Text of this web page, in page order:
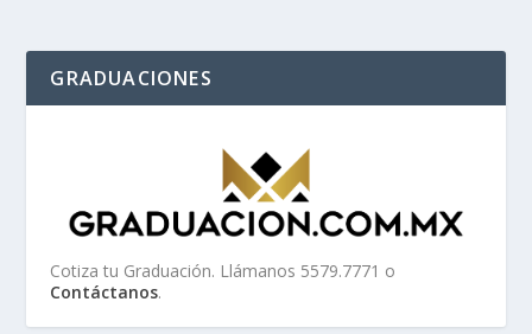
GRADUACIONES
Cotiza tu Graduación. Llámanos 5579.7771 o
Contáctanos.